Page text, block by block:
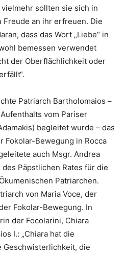
sollten sie sich in
Freude an ihr erfreuen. Die
dass das Wort „Liebe“ in
bemessen verwendet
der Oberflächlichkeit oder
Patriarch Bartholomaios –
vom Pariser
begleitet wurde – das
Fokolar-Bewegung in Rocca
auch Msgr. Andrea
Päpstlichen Rates für die
Patriarchen.
von Maria Voce, der
Fokolar-Bewegung. In
der Focolarini, Chiara
I.: „Chiara hat die
Geschwisterlichkeit, die